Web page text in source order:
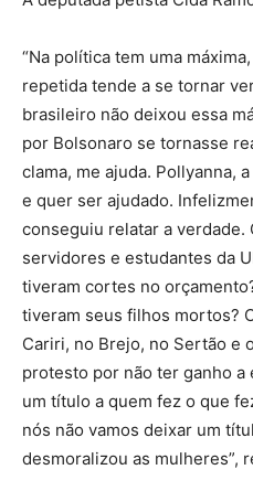
“Na política tem uma
repetida tende a se tornar
brasileiro não deixou essa
por Bolsonaro se tornasse
clama, me ajuda. Pollyanna,
e quer ser ajudado.
conseguiu relatar a verdade.
servidores e estudantes da
tiveram cortes no
tiveram seus filhos mortos?
Cariri, no Brejo, no Sertão e
protesto por não ter ganho a
um título a quem fez o que
nós não vamos deixar um
desmoralizou as mulheres”,